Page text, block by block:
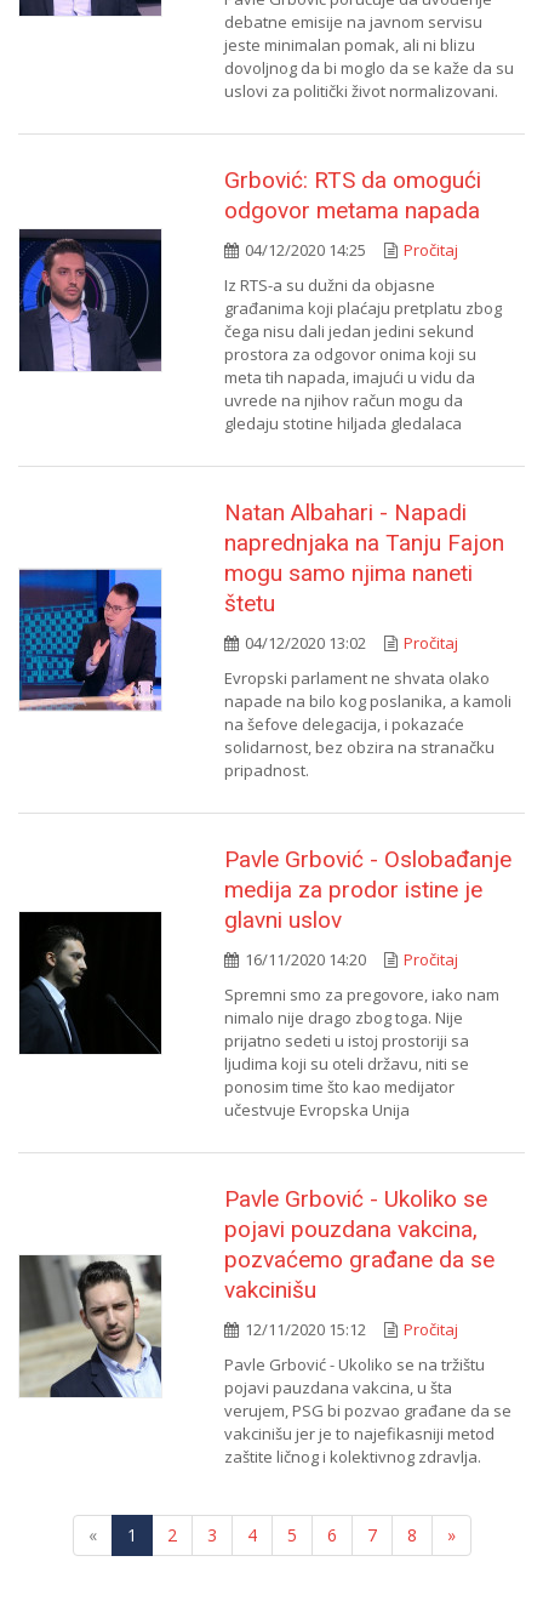
debatne emisije na javnom servisu
jeste minimalan pomak, ali ni blizu
dovoljnog da bi moglo da se kaže da su
uslovi za politički život normalizovani.
Grbović: RTS da omogući
odgovor metama napada
04/12/2020 14:25
Pročitaj
Iz RTS-a su dužni da objasne
građanima koji plaćaju pretplatu zbog
čega nisu dali jedan jedini sekund
prostora za odgovor onima koji su
meta tih napada, imajući u vidu da
uvrede na njihov račun mogu da
gledaju stotine hiljada gledalaca
Natan Albahari - Napadi
naprednjaka na Tanju Fajon
mogu samo njima naneti
štetu
04/12/2020 13:02
Pročitaj
Evropski parlament ne shvata olako
napade na bilo kog poslanika, a kamoli
na šefove delegacija, i pokazaće
solidarnost, bez obzira na stranačku
pripadnost.
Pavle Grbović - Oslobađanje
medija za prodor istine je
glavni uslov
16/11/2020 14:20
Pročitaj
Spremni smo za pregovore, iako nam
nimalo nije drago zbog toga. Nije
prijatno sedeti u istoj prostoriji sa
ljudima koji su oteli državu, niti se
ponosim time što kao medijator
učestvuje Evropska Unija
Pavle Grbović - Ukoliko se
pojavi pouzdana vakcina,
pozvaćemo građane da se
vakcinišu
12/11/2020 15:12
Pročitaj
Pavle Grbović - Ukoliko se na tržištu
pojavi pauzdana vakcina, u šta
verujem, PSG bi pozvao građane da se
vakcinišu jer je to najefikasniji metod
zaštite ličnog i kolektivnog zdravlja.
« 1 2 3 4 5 6 7 8 »